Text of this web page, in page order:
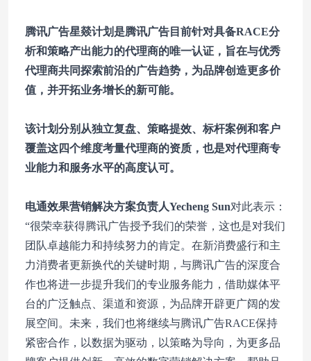
腾讯广告星燚计划是腾讯广告目前针对具备RACE分
析和策略产出能力的代理商的唯一认证，旨在与优秀
代理商共同探索前沿的广告趋势，为品牌创造更多价
值，并开拓业务增长的新可能。
该计划分别从独立复盘、策略提效、标杆案例和客户
覆盖这四个维度考量代理商的资质，也是对代理商专
业能力和服务水平的高度认可。
电通效果营销解决方案负责人Yecheng Sun对此表示：
“很荣幸获得腾讯广告授予我们的荣誉，这也是对我们
团队卓越能力和持续努力的肯定。在新消费盛行和主
力消费者更新换代的关键时期，与腾讯广告的深度合
作也将进一步提升我们的专业服务能力，借助媒体平
台的广泛触点、渠道和资源，为品牌开辟更广阔的发
展空间。未来，我们也将继续与腾讯广告RACE保持
紧密合作，以数据为驱动，以策略为导向，为更多品